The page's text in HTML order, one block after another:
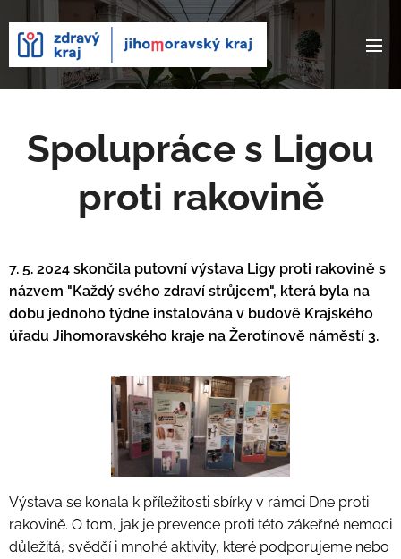
Spolupráce s Ligou
proti rakovině
7. 5. 2024 skončila putovní výstava Ligy proti rakovině s
názvem "Každý svého zdraví strůjcem", která byla na
dobu jednoho týdne instalována v budově Krajského
úřadu Jihomoravského kraje na Žerotínově náměstí 3.
Výstava se konala k příležitosti sbírky v rámci Dne proti
rakovině. O tom, jak je prevence proti této zákeřné nemoci
důležitá, svědčí i mnohé aktivity, které podporujeme nebo